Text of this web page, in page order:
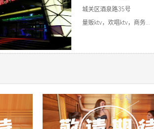
城关区酒泉路35号
量贩ktv，欢唱ktv，商务...